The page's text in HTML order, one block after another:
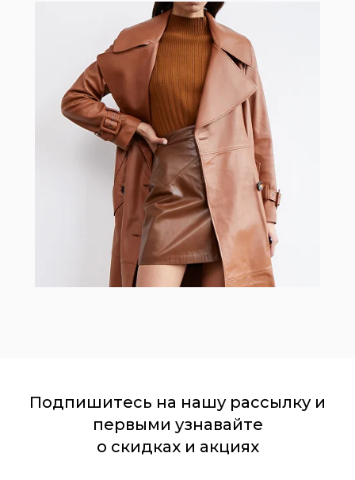
Подпишитесь на нашу рассылку и
первыми узнавайте
о скидках и акциях